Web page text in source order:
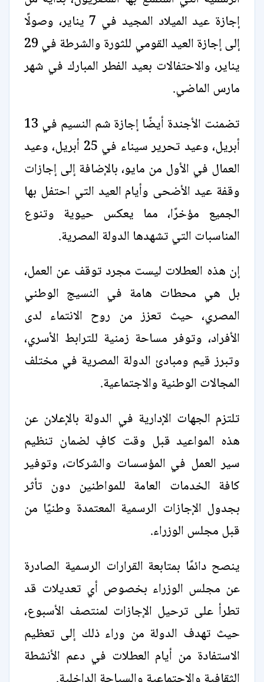
إجازة عيد الميلاد المجيد في 7 يناير، وصولًا
إلى إجازة العيد القومي للثورة والشرطة في 29
يناير، والاحتفالات بعيد الفطر المبارك في شهر
مارس الماضي.
تضمنت الأجندة أيضًا إجازة شم النسيم في 13
أبريل، وعيد تحرير سيناء في 25 أبريل، وعيد
العمال في الأول من مايو، بالإضافة إلى إجازات
وقفة عيد الأضحى وأيام العيد التي احتفل بها
الجميع مؤخرًا، مما يعكس حيوية وتنوع
المناسبات التي تشهدها الدولة المصرية.
إن هذه العطلات ليست مجرد توقف عن العمل،
بل هي محطات هامة في النسيج الوطني
المصري، حيث تعزز من روح الانتماء لدى
الأفراد، وتوفر مساحة زمنية للترابط الأسري،
وتبرز قيم ومبادئ الدولة المصرية في مختلف
المجالات الوطنية والاجتماعية.
تلتزم الجهات الإدارية في الدولة بالإعلان عن
هذه المواعيد قبل وقت كافٍ لضمان تنظيم
سير العمل في المؤسسات والشركات، وتوفير
كافة الخدمات العامة للمواطنين دون تأثر
بجدول الإجازات الرسمية المعتمدة وطنيًا من
قبل مجلس الوزراء.
ينصح دائمًا بمتابعة القرارات الرسمية الصادرة
عن مجلس الوزراء بخصوص أي تعديلات قد
تطرأ على ترحيل الإجازات لمنتصف الأسبوع،
حيث تهدف الدولة من وراء ذلك إلى تعظيم
الاستفادة من أيام العطلات في دعم الأنشطة